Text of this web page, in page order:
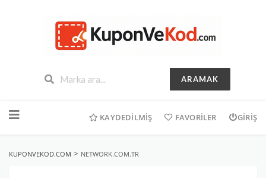
ARAMAK
geç
KAYDEDILMIŞ FAVORILER GIRIŞ
KUPONVEKOD.COM > NETWORK.COM.TR